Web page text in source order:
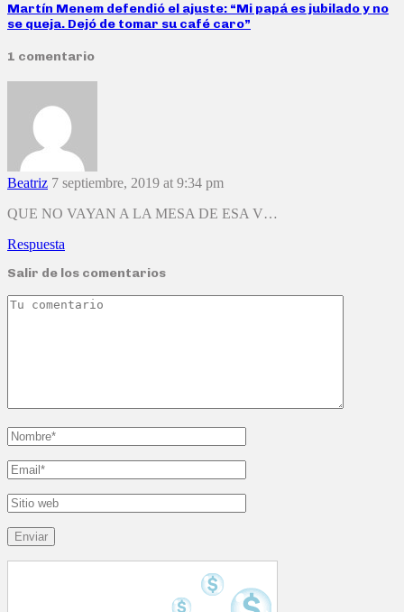
Martín Menem defendió el ajuste: “Mi papá es jubilado y no
se queja. Dejó de tomar su café caro”
1 comentario
Beatriz 7 septiembre, 2019 at 9:34 pm
QUE NO VAYAN A LA MESA DE ESA V…
Respuesta
Salir de los comentarios